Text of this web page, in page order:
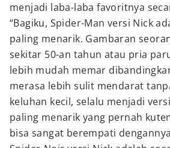
menjadi laba-laba favoritnya
“Bagiku, Spider-Man versi Nick
paling menarik. Gambaran
sekitar 50-an tahun atau pria
lebih mudah memar
merasa lebih sulit mendarat
keluhan kecil, selalu menjadi
paling menarik yang pernah
bisa sangat berempati